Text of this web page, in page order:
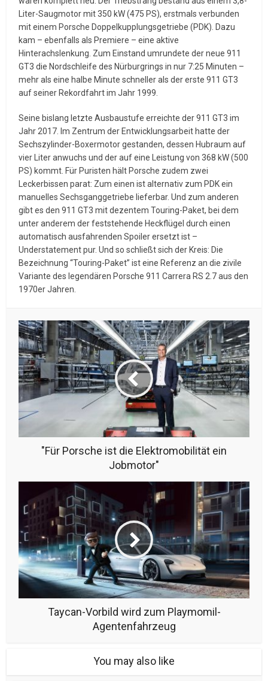
Liter-Saugmotor mit 350 kW (475 PS), erstmals verbunden
mit einem Porsche Doppelkupplungsgetriebe (PDK). Dazu
kam – ebenfalls als Premiere – eine aktive
Hinterachslenkung. Zum Einstand umrundete der neue 911
GT3 die Nordschleife des Nürburgrings in nur 7:25 Minuten –
mehr als eine halbe Minute schneller als der erste 911 GT3
auf seiner Rekordfahrt im Jahr 1999.
Seine bislang letzte Ausbaustufe erreichte der 911 GT3 im
Jahr 2017. Im Zentrum der Entwicklungsarbeit hatte der
Sechszylinder-Boxermotor gestanden, dessen Hubraum auf
vier Liter anwuchs und der auf eine Leistung von 368 kW (500
PS) kommt. Für Puristen hält Porsche zudem zwei
Leckerbissen parat: Zum einen ist alternativ zum PDK ein
manuelles Sechsganggetriebe lieferbar. Und zum anderen
gibt es den 911 GT3 mit dezentem Touring-Paket, bei dem
unter anderem der feststehende Heckflügel durch einen
automatisch ausfahrenden Spoiler ersetzt ist –
Understatement pur. Und so schließt sich der Kreis: Die
Bezeichnung “Touring-Paket” ist eine Referenz an die zivile
Variante des legendären Porsche 911 Carrera RS 2.7 aus den
1970er Jahren.
"Für Porsche ist die Elektromobilität ein
Jobmotor"
Taycan-Vorbild wird zum Playmomil-
Agentenfahrzeug
You may also like